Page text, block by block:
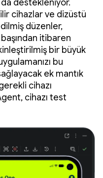
da destekleniyor.
cihazlar ve dizüstü
düzenler,
itibaren
bir büyük
bu
ek mantık
cihazı
cihazı test